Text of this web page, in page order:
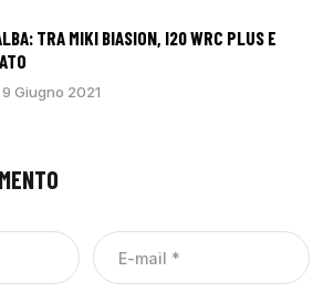
TRA MIKI BIASION, I20 WRC PLUS E
9 Giugno 2021